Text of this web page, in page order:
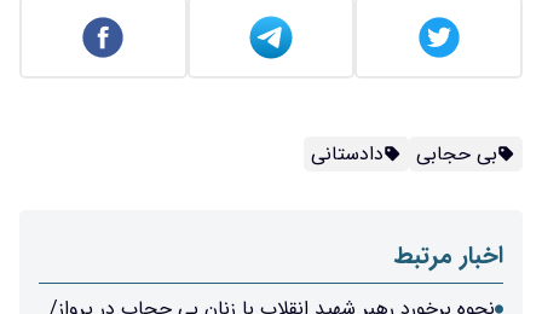
بی حجابی دادستانی
اخبار مرتبط